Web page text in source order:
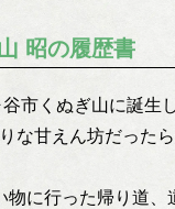
昭の履歴書
市くぬぎ山に誕生
な甘えん坊だったら
物に行った帰り道、